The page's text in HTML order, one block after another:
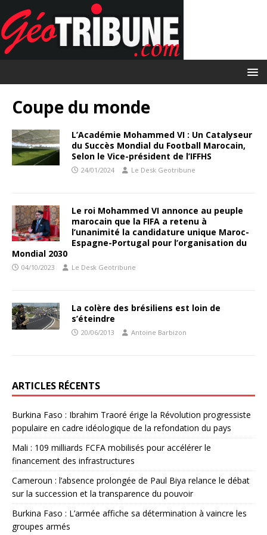
Coupe du monde
L’Académie Mohammed VI : Un Catalyseur
du Succès Mondial du Football Marocain,
Selon le Vice-président de l’IFFHS
24/01/2024 Le Desk Geotribune
Le roi Mohammed VI annonce au peuple
marocain que la FIFA a retenu à
l’unanimité la candidature unique Maroc-
Espagne-Portugal pour l’organisation du
Mondial 2030
04/10/2023 Le Desk Geotribune
La colère des brésiliens est loin de
s’éteindre
20/06/2013 Antoine Barbizon
ARTICLES RÉCENTS
Burkina Faso : Ibrahim Traoré érige la Révolution progressiste
populaire en cadre idéologique de la refondation du pays
Mali : 109 milliards FCFA mobilisés pour accélérer le
financement des infrastructures
Cameroun : l’absence prolongée de Paul Biya relance le débat
sur la succession et la transparence du pouvoir
Burkina Faso : L’armée affiche sa détermination à vaincre les
groupes armés